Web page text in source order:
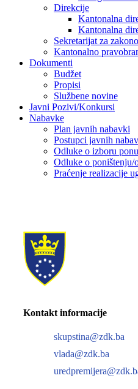
Direkcije
Kantonalna
Kantonalna
Sekretarijat za
Kantonalno
Dokumenti
Budžet
Propisi
Službene novine
Javni Pozivi/Konkursi
Nabavke
Plan javnih nabavki
Postupci javnih
Odluke o izboru
Odluke o poništenju/
Praćenje realizacije
Kontakt informacije
skupstina@zdk.ba
vlada@zdk.ba